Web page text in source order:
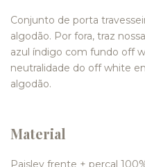
Conjunto de porta
algodão. Por fora, traz
azul índigo com fundo off
neutralidade do off white
algodão.
Material
Paisley frente + percal